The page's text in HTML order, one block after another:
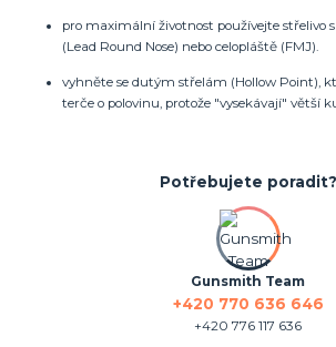
pro maximální životnost používejte střelivo
(Lead Round Nose) nebo celopláště (FMJ).
vyhněte se dutým střelám (Hollow Point),
terče o polovinu, protože "vysekávají" větší
Potřebujete poradit?
Gunsmith Team
+420 770 636 646
+420 776 117 636